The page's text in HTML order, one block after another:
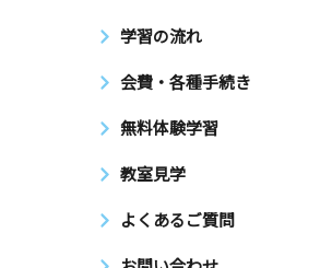
学習の流れ
会費・各種手続き
無料体験学習
教室見学
よくあるご質問